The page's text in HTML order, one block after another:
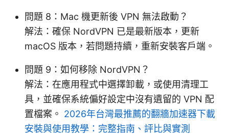
問題 8：Mac 機更新後 VPN 無法啟動？
解法：確保 NordVPN 已是最新版本，更新
macOS 版本，若問題持續，重新安裝客戶端。
問題 9：如何移除 NordVPN？
解法：在應用程式中選擇卸載，或使用清理工
具，並確保系統偏好設定中沒有遺留的 VPN 配
置檔案。 2026年台灣最推薦的翻牆加速器下載
安裝與使用教學：完整指南、評比與實測